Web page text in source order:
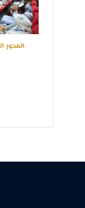
المحور الرابع: محور العلوم الأساسية.